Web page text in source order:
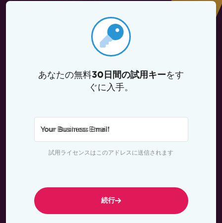
あなたの無料30日間の試用キーをす
ぐに入手。
Your Business Email*
試用ライセンスはこのアドレスに送信されます
続行